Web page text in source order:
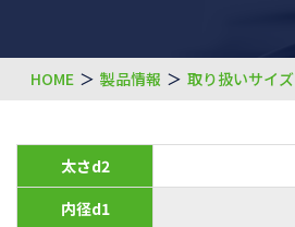
HOME ＞ 製品情報 ＞ 取り扱いサイズ
太さd2
内径d1